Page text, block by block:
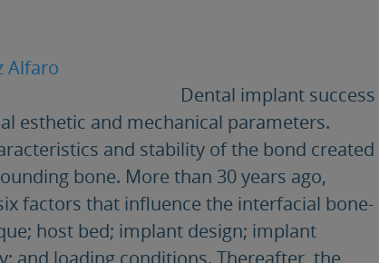
Dental implant success
esthetic and mechanical parameters.
and stability of the bond created
bone. More than 30 years ago,
factors that influence the interfacial bone-
host bed; implant design; implant
and loading conditions. Thereafter, the